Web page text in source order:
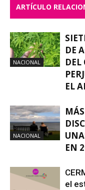
ARTÍCULO
NACIONAL
DE
DEL
EL
NACIONAL
EN
el